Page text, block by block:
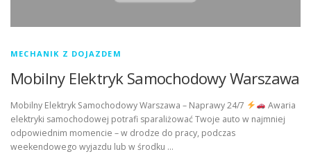
MECHANIK Z DOJAZDEM
Mobilny Elektryk Samochodowy Warszawa
Mobilny Elektryk Samochodowy Warszawa – Naprawy 24/7
Awaria
elektryki samochodowej potrafi sparaliżować Twoje auto w najmniej
odpowiednim momencie – w drodze do pracy, podczas
weekendowego wyjazdu lub w środku …